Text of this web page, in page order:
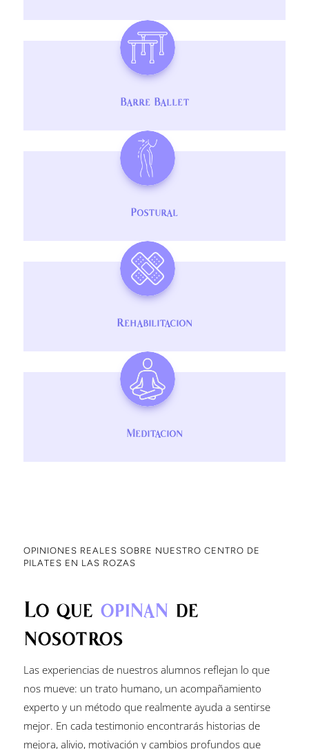
Barre Ballet
Postural
Rehabilitacion
Meditacion
OPINIONES REALES SOBRE NUESTRO CENTRO DE
PILATES EN LAS ROZAS
Lo que opinan de
nosotros
Las experiencias de nuestros alumnos reflejan lo que
nos mueve: un trato humano, un acompañamiento
experto y un método que realmente ayuda a sentirse
mejor. En cada testimonio encontrarás historias de
mejora, alivio, motivación y cambios profundos que